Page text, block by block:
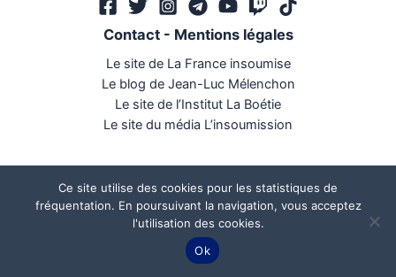
Contact- Mentions légales
Le site de La France insoumise
Le blog de Jean-Luc Mélenchon
Le site de l’Institut La Boétie
Le site du média L’insoumission
Mégaphone communication
Ce site utilise des cookies pour les statistiques de
fréquentation. En poursuivant la navigation, vous acceptez
l'utilisation des cookies.
Ok